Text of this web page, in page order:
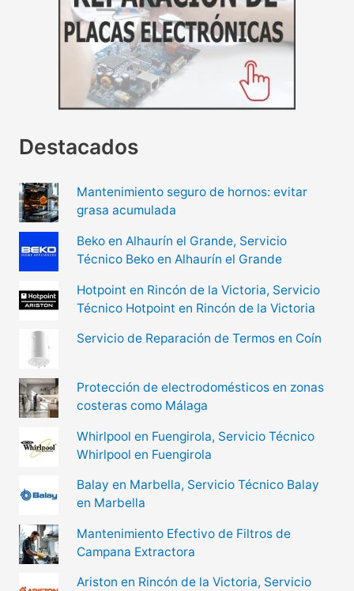
Destacados
Mantenimiento seguro de hornos: evitar
grasa acumulada
Beko en Alhaurín el Grande, Servicio
Técnico Beko en Alhaurín el Grande
Hotpoint en Rincón de la Victoria, Servicio
Técnico Hotpoint en Rincón de la Victoria
Servicio de Reparación de Termos en Coín
Protección de electrodomésticos en zonas
costeras como Málaga
Whirlpool en Fuengirola, Servicio Técnico
Whirlpool en Fuengirola
Balay en Marbella, Servicio Técnico Balay
en Marbella
Mantenimiento Efectivo de Filtros de
Campana Extractora
Ariston en Rincón de la Victoria, Servicio